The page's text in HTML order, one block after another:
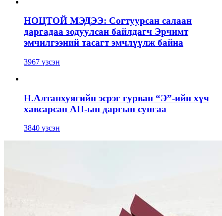
НОЦТОЙ МЭДЭЭ: Согтуурсан салаан
даргадаа зодуулсан байлдагч Эрчимт
эмчилгээний тасагт эмчлүүлж байна
3967 үзсэн
Н.Алтанхуягийн эсрэг гурван “Э”-ийн хүч
хавсарсан АН-ын даргын сунгаа
3840 үзсэн